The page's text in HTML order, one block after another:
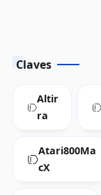
Claves
Altir
ra
Atari800Ma
cX